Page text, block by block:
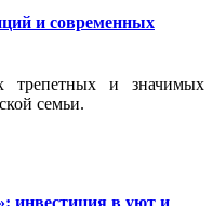
и современных
и значимых
семьи.